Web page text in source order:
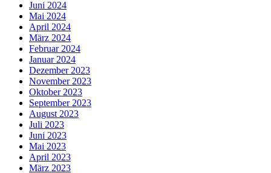
Juni 2024
Mai 2024
April 2024
März 2024
Februar 2024
Januar 2024
Dezember 2023
November 2023
Oktober 2023
September 2023
August 2023
Juli 2023
Juni 2023
Mai 2023
April 2023
März 2023